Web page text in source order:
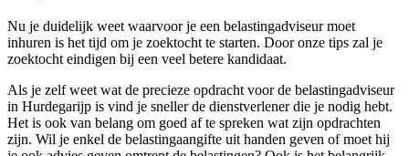
Nu je duidelijk weet waarvoor je een belastingadviseur moet
inhuren is het tijd om je zoektocht te starten. Door onze tips zal je
zoektocht eindigen bij een veel betere kandidaat.
Als je zelf weet wat de precieze opdracht voor de belastingadviseur
in Hurdegarijp is vind je sneller de dienstverlener die je nodig hebt.
Het is ook van belang om goed af te spreken wat zijn opdrachten
zijn. Wil je enkel de belastingaangifte uit handen geven of moet hij